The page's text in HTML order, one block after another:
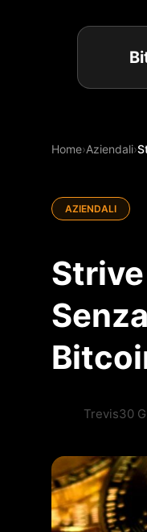
Home›Aziendali›
AZIENDALI
Trevis30